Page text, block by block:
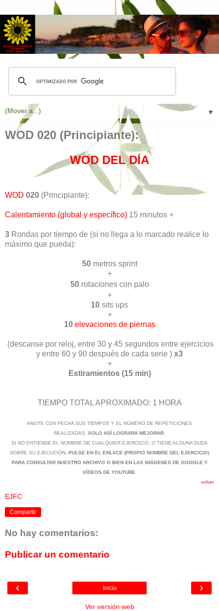
▼
WOD 020 (Principiante):
WOD DEL DÍA
WOD 020 (Principiante):
Calentamiento (global y específico) 15 minutos +
3 Rondas por tiempo de (si no llega a lo marcado realice lo
máximo que pueda):
50 metros sprint
+
50 rotaciones con palo
+
10 sits ups
+
10 elevaciones de piernas
(descanse por reloj, entre 30 y 45 segundos entre ejercicios
y entre 60 y 90 después de cada serie ) x3
+
Estiramientos (15 min)
TIEMPO TOTAL APROXIMADO: 1 HORA
ANOTE CON FECHA SUS TIEMPOS Y EL NÚMERO DE REPETICIONES
REALIZADAS, SOLO ASÍ LOGRARA MEJORAR.
SI NO ENTIENDE EL NOMBRE DE CUALQUIER EJERCICIO, O TIENE ALGUNA DUDA
SOBRE SU EJECUCIÓN, PULSE EN EL ENLACE (PROPIO NOMBRE DEL EJERCICIO)
PARA CONSULTAR NUESTRO ARCHIVO O BIEN EN LAS IMÁGENES DE GOOGLE Y
VÍDEOS DE YOUTUBE.
volver
EJFC
Compartir
No hay comentarios:
Publicar un comentario
‹ ›
Inicio
Ver versión web